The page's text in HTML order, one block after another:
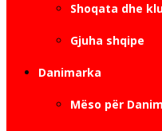
Shoqata dhe
Gjuha shqipe
Danimarka
Mëso për